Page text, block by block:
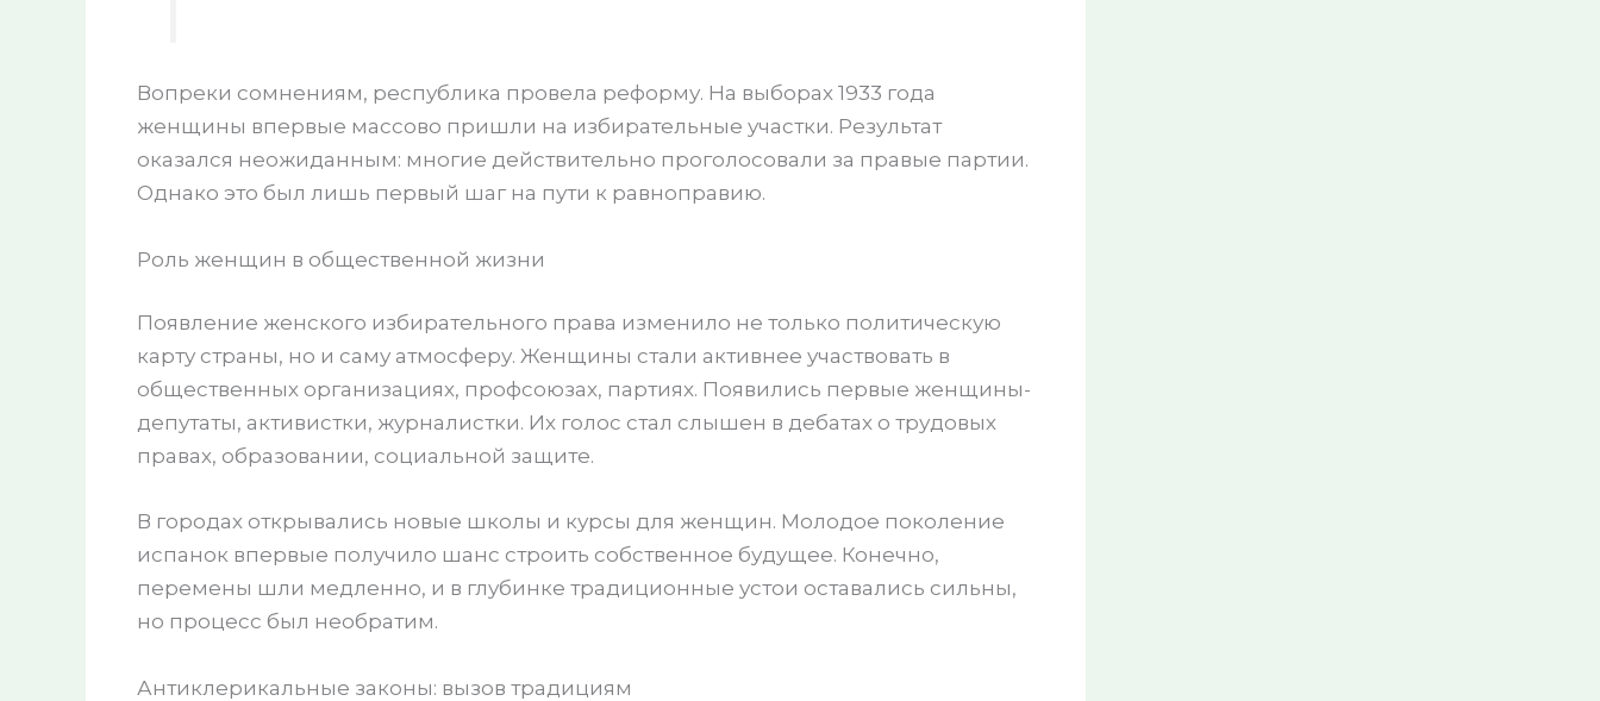
Вопреки сомнениям, республика провела реформу. На выборах 1933 года
женщины впервые массово пришли на избирательные участки. Результат
оказался неожиданным: многие действительно проголосовали за правые партии.
Однако это был лишь первый шаг на пути к равноправию.
Роль женщин в общественной жизни
Появление женского избирательного права изменило не только политическую
карту страны, но и саму атмосферу. Женщины стали активнее участвовать в
общественных организациях, профсоюзах, партиях. Появились первые женщины-
депутаты, активистки, журналистки. Их голос стал слышен в дебатах о трудовых
правах, образовании, социальной защите.
В городах открывались новые школы и курсы для женщин. Молодое поколение
испанок впервые получило шанс строить собственное будущее. Конечно,
перемены шли медленно, и в глубинке традиционные устои оставались сильны,
но процесс был необратим.
Антиклерикальные законы: вызов традициям